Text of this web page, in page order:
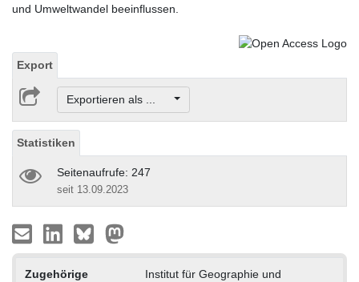
und Umweltwandel beeinflussen.
Export
Exportieren als ...
Statistiken
Seitenaufrufe: 247
seit 13.09.2023
Zugehörige
Institut für Geographie und